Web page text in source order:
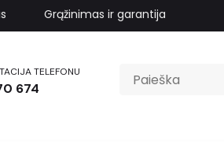
Grąžinimas ir garantija
TELEFONU
674